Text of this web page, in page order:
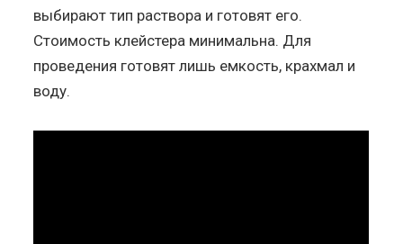
выбирают тип раствора и готовят его.
Стоимость клейстера минимальна. Для
проведения готовят лишь емкость, крахмал и
воду.